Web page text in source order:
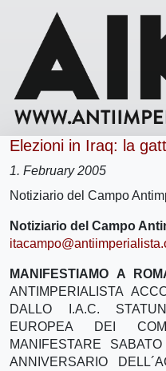
Elezioni in Iraq: la
1. February 2005
Notiziario del Campo
Notiziario del Campo
MANIFESTIAMO A
ANTIMPERIALISTA
DALLO I.A.C.
EUROPEA DEI
MANIFESTARE
ANNIVERSARIO